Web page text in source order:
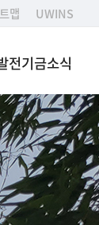
맵 UWINS
전기금소식